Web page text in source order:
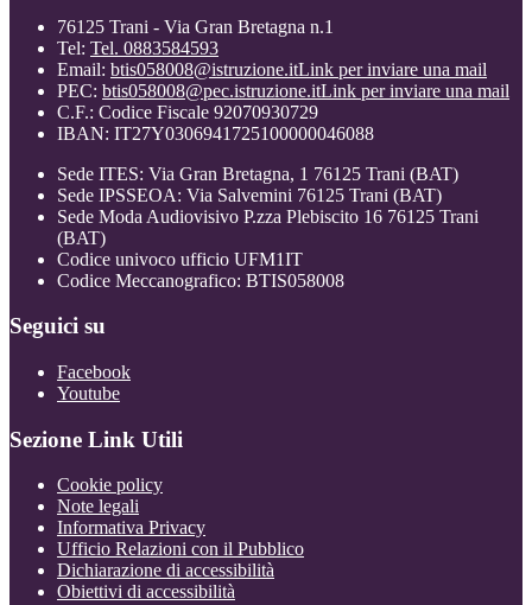
76125 Trani - Via Gran Bretagna n.1
Tel: Tel. 0883584593
Email: btis058008@istruzione.itLink per inviare una mail
PEC: btis058008@pec.istruzione.itLink per inviare una mail
C.F.: Codice Fiscale 92070930729
IBAN: IT27Y0306941725100000046088
Sede ITES: Via Gran Bretagna, 1 76125 Trani (BAT)
Sede IPSSEOA: Via Salvemini 76125 Trani (BAT)
Sede Moda Audiovisivo P.zza Plebiscito 16 76125 Trani
(BAT)
Codice univoco ufficio UFM1IT
Codice Meccanografico: BTIS058008
Seguici su
Facebook
Youtube
Sezione Link Utili
Cookie policy
Note legali
Informativa Privacy
Ufficio Relazioni con il Pubblico
Dichiarazione di accessibilità
Obiettivi di accessibilità